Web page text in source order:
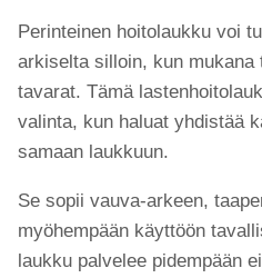
Perinteinen hoitolaukku voi
arkiselta silloin, kun
tavarat. Tämä
valinta, kun haluat yhdistää
samaan laukkuun.
Se sopii vauva-arkeen,
myöhempään käyttöön
laukku palvelee pidempään